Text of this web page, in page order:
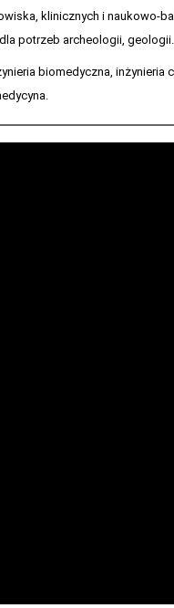
klinicznych i naukowo-
potrzeb archeologii, geologii.
biomedyczna,